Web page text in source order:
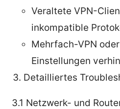
Veraltete VPN-
inkompatible
Mehrfach-VPN
Einstellungen
Detailliertes
3.1 Netzwerk- und